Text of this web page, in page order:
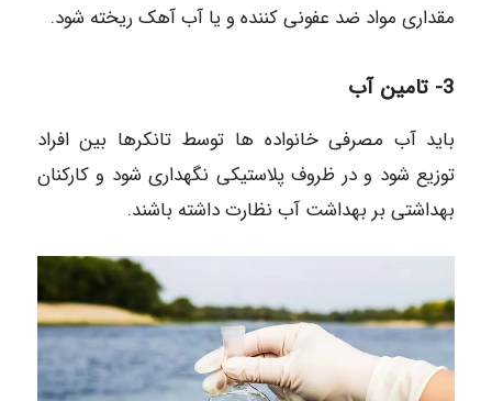
مقداری مواد ضد عفونی کننده و یا آب آهک ریخته شود.
3- تامین آب
باید آب مصرفی خانواده ها توسط تانکرها بین افراد
توزیع شود و در ظروف پلاستیکی نگهداری شود و کارکنان
بهداشتی بر بهداشت آب نظارت داشته باشند.